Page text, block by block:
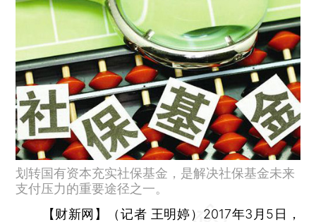
划转国有资本充实社保基金，是解决社保基金未来
支付压力的重要途径之一。
【财新网】（记者 王明婷） 2017年3月5日，